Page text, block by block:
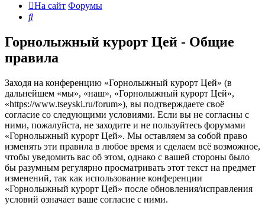
На сайт Форумы
Поиск
Горнолыжный курорт Цей - Общие
правила
Заходя на конференцию «Горнолыжный курорт Цей» (в
дальнейшем «мы», «наш», «Горнолыжный курорт Цей»,
«https://www.tseyski.ru/forum»), вы подтверждаете своё
согласие со следующими условиями. Если вы не согласны с
ними, пожалуйста, не заходите и не пользуйтесь форумами
«Горнолыжный курорт Цей». Мы оставляем за собой право
изменять эти правила в любое время и сделаем всё возможное,
чтобы уведомить вас об этом, однако с вашей стороны было
бы разумным регулярно просматривать этот текст на предмет
изменений, так как использование конференции
«Горнолыжный курорт Цей» после обновления/исправления
условий означает ваше согласие с ними.